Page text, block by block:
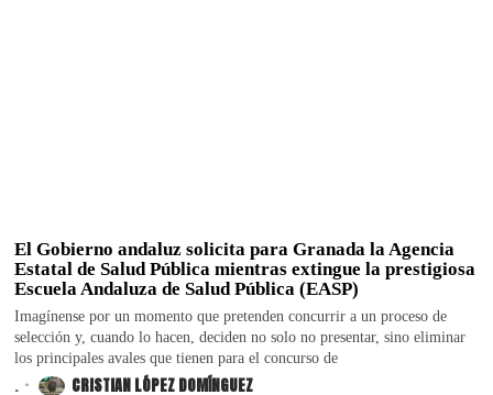
El Gobierno andaluz solicita para Granada la Agencia
Estatal de Salud Pública mientras extingue la prestigiosa
Escuela Andaluza de Salud Pública (EASP)
Imagínense por un momento que pretenden concurrir a un proceso de
selección y, cuando lo hacen, deciden no solo no presentar, sino eliminar
los principales avales que tienen para el concurso de
. CRISTIAN LÓPEZ DOMÍNGUEZ